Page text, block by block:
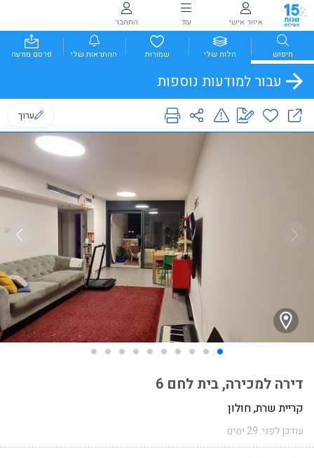
איזור אישי עוד התחבר
חיפוש הלוח שלי שמורות ההתראות שלי פרסם מודעה
עבור למודעות נוספות
ערוך
דירה למכירה, בית לחם 6
קריית שרת, חולון
עודכן לפני: 29 ימים